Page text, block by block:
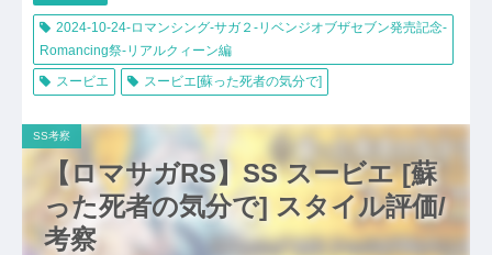
2024-10-24-ロマンシング-サガ２-リベンジオブザセブン発売記念-
Romancing祭-リアルクィーン編
スービエ
スービエ[蘇った死者の気分で]
【ロマサガRS】SS スービエ [蘇
った死者の気分で] スタイル評価/
考察
SS考察